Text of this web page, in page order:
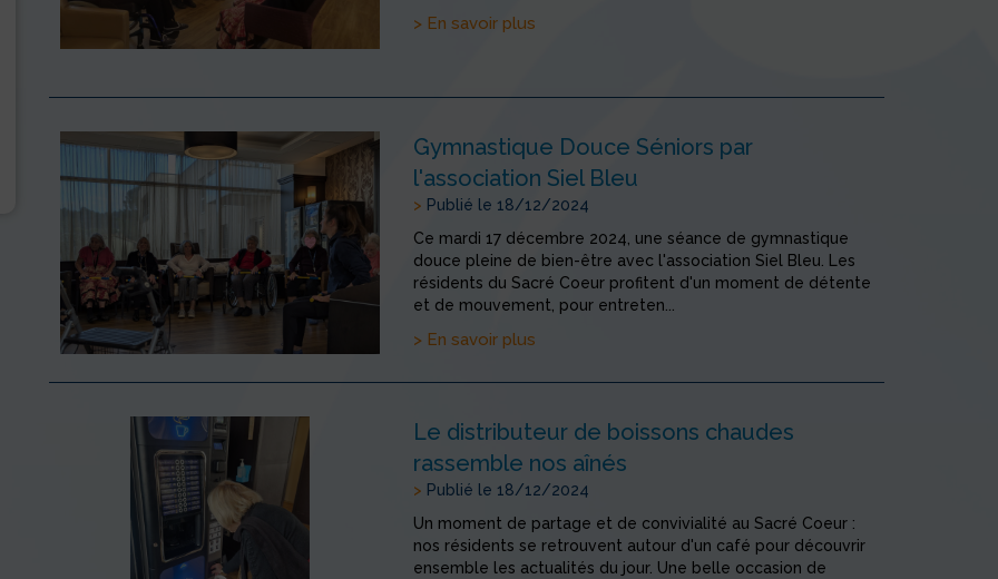
> En savoir plus
Gymnastique Douce Séniors par
l'association Siel Bleu
> Publié le 18/12/2024
Ce mardi 17 décembre 2024, une séance de gymnastique
douce pleine de bien-être avec l'association Siel Bleu. Les
résidents du Sacré Coeur profitent d'un moment de détente
et de mouvement, pour entreten...
> En savoir plus
Le distributeur de boissons chaudes
rassemble nos aînés
> Publié le 18/12/2024
Un moment de partage et de convivialité au Sacré Coeur :
nos résidents se retrouvent autour d'un café pour découvrir
ensemble les actualités du jour. Une belle occasion de